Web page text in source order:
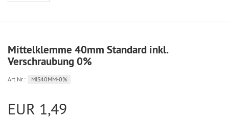
Mittelklemme 40mm Standard inkl.
Verschraubung 0%
Art.Nr.: MIS40MM-0%
EUR 1,49